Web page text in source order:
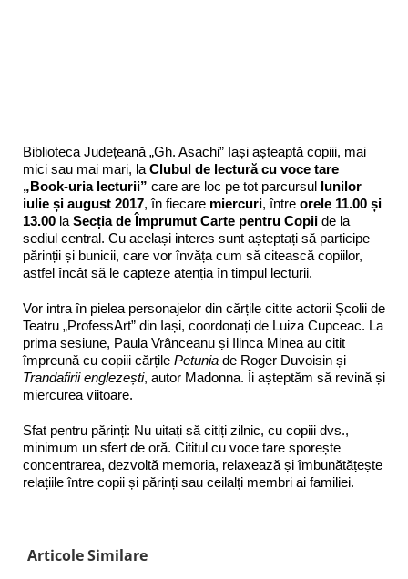
Biblioteca Județeană „Gh. Asachi” Iași așteaptă copiii, mai
mici sau mai mari, la Clubul de lectură cu voce tare
„Book-uria lecturii” care are loc pe tot parcursul lunilor
iulie și august 2017, în fiecare miercuri, între orele 11.00 și
13.00 la Secția de Împrumut Carte pentru Copii de la
sediul central. Cu același interes sunt așteptați să participe
părinții și bunicii, care vor învăța cum să citească copiilor,
astfel încât să le capteze atenția în timpul lecturii.
Vor intra în pielea personajelor din cărțile citite actorii Școlii de
Teatru „ProfessArt” din Iași, coordonați de Luiza Cupceac. La
prima sesiune, Paula Vrânceanu și Ilinca Minea au citit
împreună cu copiii cărțile Petunia de Roger Duvoisin și
Trandafirii englezești, autor Madonna. Îi așteptăm să revină și
miercurea viitoare.
Sfat pentru părinți: Nu uitați să citiți zilnic, cu copiii dvs.,
minimum un sfert de oră. Cititul cu voce tare sporește
concentrarea, dezvoltă memoria, relaxează și îmbunătățește
relațiile între copii și părinți sau ceilalți membri ai familiei.
Articole Similare